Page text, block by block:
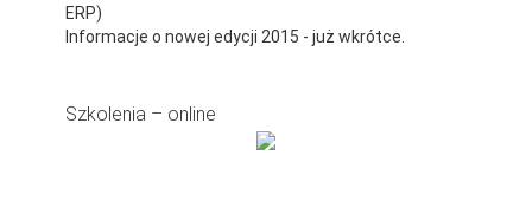
ERP)
Informacje o nowej edycji 2015 - już wkrótce.
Szkolenia – online